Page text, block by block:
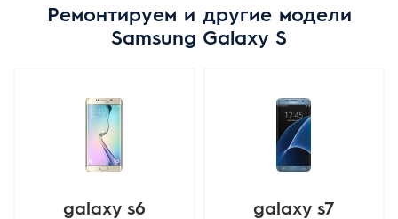
Ремонтируем и другие модели
Samsung Galaxy S
galaxy s6 galaxy s7